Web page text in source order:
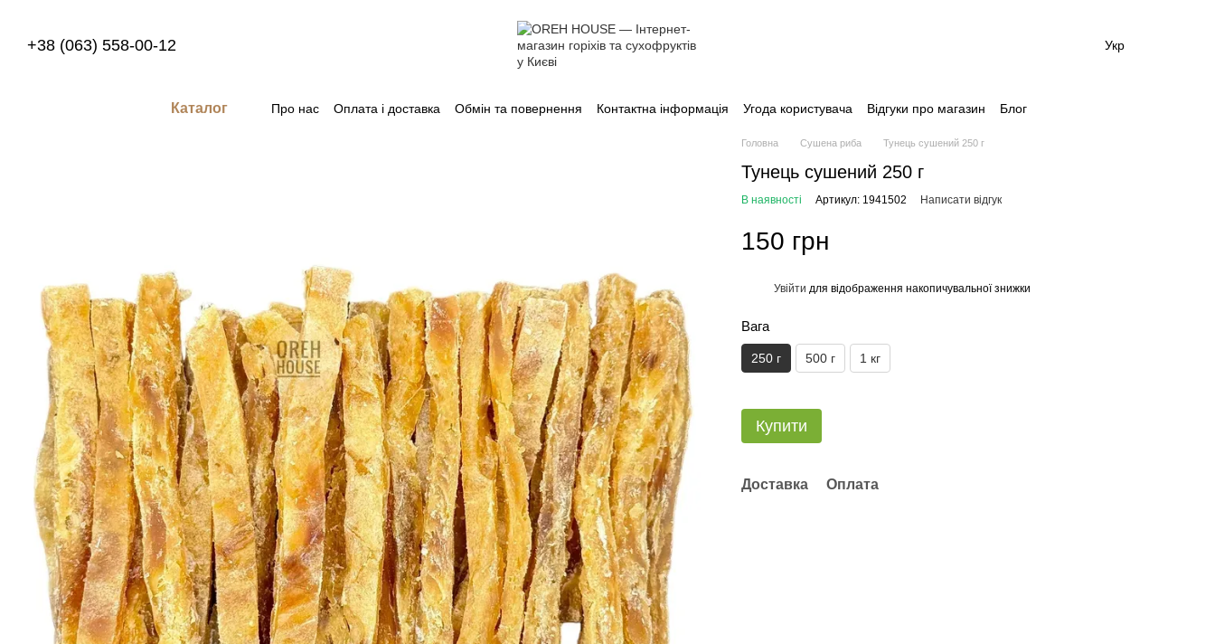
+38 (063) 558-00-12 Укр
Каталог Про нас Оплата і доставка Обмін та повернення Контактна інформація Угода користувача Відгуки про магазин Блог
Головна Сушена риба Тунець сушений 250 г
Тунець сушений 250 г
В наявності Артикул: 1941502 Написати відгук
150 грн
Увійти для відображення накопичувальної знижки
Вага
250 г 500 г 1 кг
Купити
Доставка Оплата